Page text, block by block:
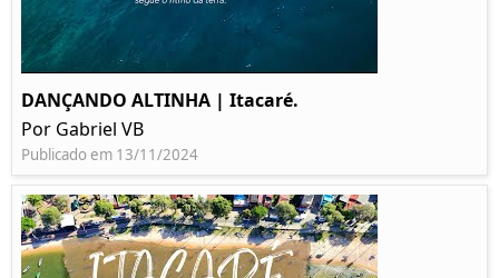
DANÇANDO ALTINHA | Itacaré.
Por Gabriel VB
Publicado em 13/11/2024